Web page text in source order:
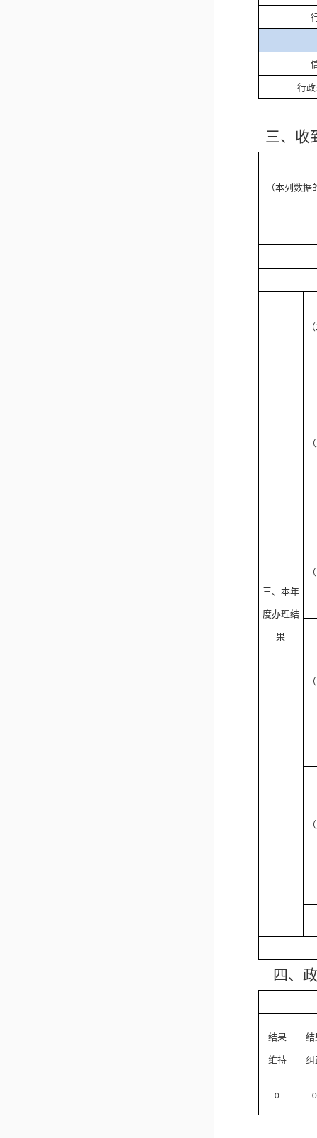
行
三、 收
（本列数
三、本年
度办理结
果
四、
结果
维持
结
纠
0 0